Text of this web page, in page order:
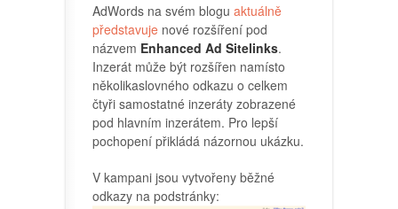
AdWords na svém blogu aktuálně
představuje nové rozšíření pod
názvem Enhanced Ad Sitelinks.
Inzerát může být rozšířen namísto
několikaslovného odkazu o celkem
čtyři samostatné inzeráty zobrazené
pod hlavním inzerátem. Pro lepší
pochopení přikládá názornou ukázku.
V kampani jsou vytvořeny běžné
odkazy na podstránky: